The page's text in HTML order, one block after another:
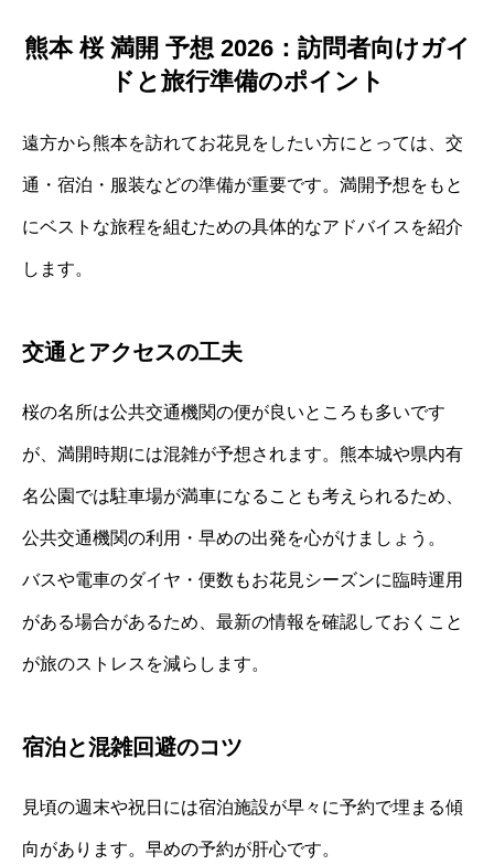
熊本 桜 満開 予想 2026：訪問者向けガイ
ドと旅行準備のポイント
遠方から熊本を訪れてお花見をしたい方にとっては、交
通・宿泊・服装などの準備が重要です。満開予想をもと
にベストな旅程を組むための具体的なアドバイスを紹介
します。
交通とアクセスの工夫
桜の名所は公共交通機関の便が良いところも多いです
が、満開時期には混雑が予想されます。熊本城や県内有
名公園では駐車場が満車になることも考えられるため、
公共交通機関の利用・早めの出発を心がけましょう。
バスや電車のダイヤ・便数もお花見シーズンに臨時運用
がある場合があるため、最新の情報を確認しておくこと
が旅のストレスを減らします。
宿泊と混雑回避のコツ
見頃の週末や祝日には宿泊施設が早々に予約で埋まる傾
向があります。早めの予約が肝心です。